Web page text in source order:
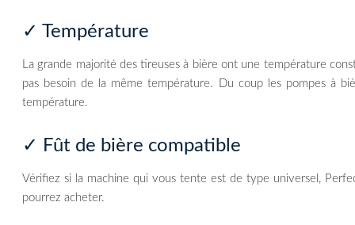
✓ Température
La grande majorité des tireuses à bière ont une température
pas besoin de la même température. Du coup les pompes à
température.
✓ Fût de bière compatible
Vérifiez si la machine qui vous tente est de type universel,
pourrez acheter.